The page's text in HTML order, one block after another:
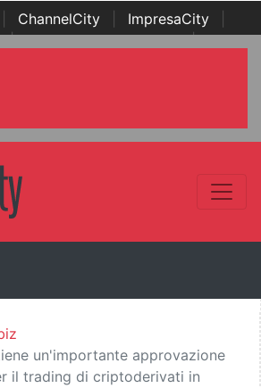
ChannelCity ImpresaCity
| Italian Channel Awards | Italian
un'importante approvazione
il trading di criptoderivati in